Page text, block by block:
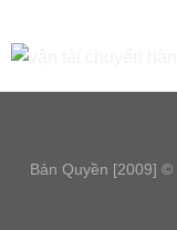
Bản Quyền [2009] ©